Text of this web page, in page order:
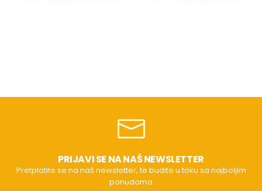
PRIJAVI SE NA NAŠ NEWSLETTER
Pretplatite se na naš newsletter, te budite u toku sa najboljim
ponudama